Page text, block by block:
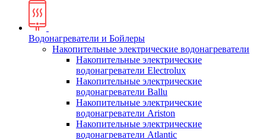
Водонагреватели и Бойлеры
Накопительные электрические водонагреватели
Накопительные электрические
водонагреватели Electrolux
Накопительные электрические
водонагреватели Ballu
Накопительные электрические
водонагреватели Ariston
Накопительные электрические
водонагреватели Atlantic